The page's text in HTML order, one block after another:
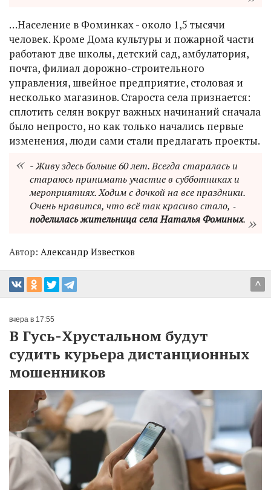
…Население в Фоминках - около 1,5 тысячи
человек. Кроме Дома культуры и пожарной части
работают две школы, детский сад, амбулатория,
почта, филиал дорожно-строительного
управления, швейное предприятие, столовая и
несколько магазинов. Староста села признается:
сплотить селян вокруг важных начинаний сначала
было непросто, но как только начались первые
изменения, люди сами стали предлагать проекты.
- Живу здесь больше 60 лет. Всегда старалась и
стараюсь принимать участие в субботниках и
мероприятиях. Ходим с дочкой на все праздники.
Очень нравится, что всё так красиво стало, ‑
поделилась жительница села Наталья Фоминых.
Автор: Александр Известков
^
вчера в 17:55
В Гусь-Хрустальном будут
судить курьера дистанционных
мошенников